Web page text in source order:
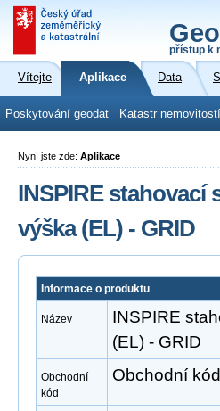
přístup k
Vítejte Aplikace Data
Poskytování geodat Katastr nemovitostí
Nyní jste zde: Aplikace
INSPIRE stahovací
výška (EL) - GRID
Informace o produktu
Název
INSPIRE
(EL) - GRID
Obchodní
kód
Obchodní